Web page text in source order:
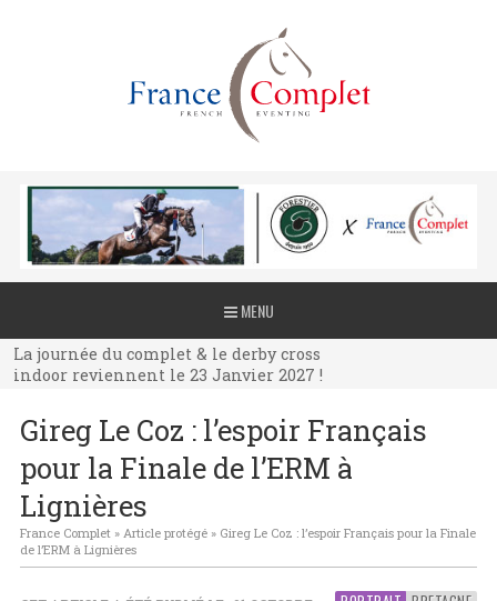
MENU
La journée du complet & le derby cross
indoor reviennent le 23 Janvier 2027 !
La journée du complet & le derby cross
indoor reviennent le 23 Janvier 2027 !
indoor reviennent le 23 Janvier 2027 !
Gireg Le Coz : l’espoir Français
pour la Finale de l’ERM à
Lignières
France Complet» Article protégé» Gireg Le Coz : l’espoir Français pour la Finale
de l’ERM à Lignières